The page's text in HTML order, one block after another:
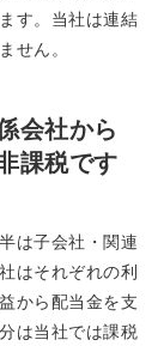
す。当社は連結
せん。
会社から
課税です
は子会社・関連
はそれぞれの利
から配当金を支
は当社では課税